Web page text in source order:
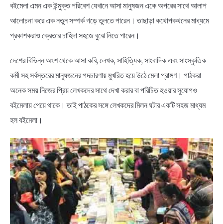
বইমেলা এমন এক উন্মুক্ত পরিবেশ যেখানে আসা মানুষজন একে অপরের সাথে আলাপ
আলোচনা করে এক নতুন সম্পর্ক গড়ে তুলতে পারেন। তাছাড়া কথোপকথনের মাধ্যমে
প্রকাশকরাও ক্রেতার চাহিদা সহজে বুঝে নিতে পারেন।
দেশের বিভিন্ন অংশ থেকে আসা কবি, লেখক, সাহিত্যিক, সাংবাদিক এবং সাংস্কৃতিক
কর্মী সহ সর্বস্তরের মানুষজনের পদচারণায় মুখরিত হয়ে উঠে মেলা প্রাঙ্গণ। পাঠকরা
অনেক সময় নিজের প্রিয় লেখকদের সাথে দেখা করার বা পরিচিত হওয়ার সুযোগও
বইমেলায় পেয়ে থাকে। তাই পাঠকের সঙ্গে লেখকদের মিলন ঘটার একটি সহজ মাধ্যম
হল বইমেলা।